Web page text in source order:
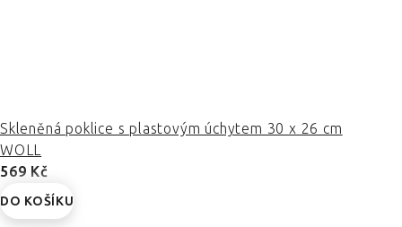
Skleněná poklice s plastovým úchytem 30 x 26 cm
WOLL
569 Kč
DO KOŠÍKU